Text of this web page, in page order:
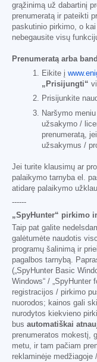
grąžinimą už dabartinį
prenumeratą ir pateikti
paskutinio pirkimo, o
nebegausite visų
Prenumeratą arba
Eikite į
„Prisijungti“
Prisijunkite
Naršymo
užsakymo /
prenumeratą,
užsakymus /
Jei turite klausimų ar
palaikymo tarnyba el.
atidarę palaikymo
------
„SpyHunter“ pirkimo
Taip pat galite
galėtumėte naudotis
programų šalinimą ir
pagalbos tarnybą.
(„SpyHunter Basic
Windows“ / „SpyHunter
registracijos / pirkimo
nuorodos; kainos gali
nurodytos kiekvieno
bus automatiškai
prenumeratos mokestį,
metu, ir tam pačiam
reklaminėje medžiagoje